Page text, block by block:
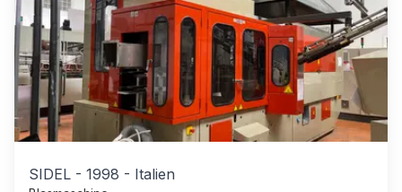
SIDEL - 1998 - Italien